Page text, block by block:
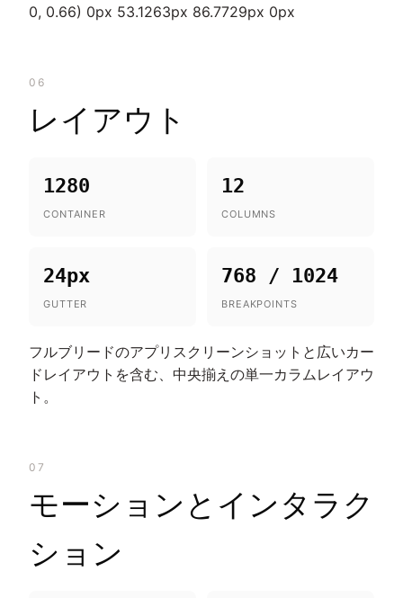
0, 0.66) 0px 53.1263px 86.7729px 0px
06
レイアウト
1280
CONTAINER
12
COLUMNS
24px
GUTTER
768 / 1024
BREAKPOINTS
フルブリードのアプリスクリーンショットと広いカー
ドレイアウトを含む、中央揃えの単一カラムレイアウ
ト。
07
モーションとインタラク
ション